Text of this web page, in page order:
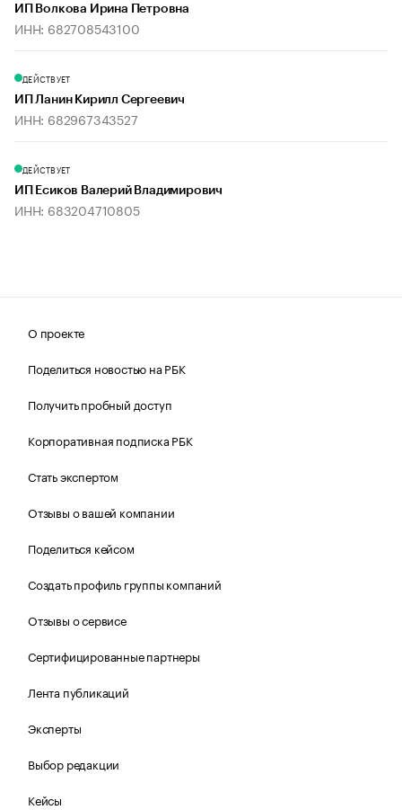
ИП Волкова Ирина Петровна
ИНН: 682708543100
ДЕЙСТВУЕТ
ИП Ланин Кирилл Сергеевич
ИНН: 682967343527
ДЕЙСТВУЕТ
ИП Есиков Валерий Владимирович
ИНН: 683204710805
О проекте
Поделиться новостью на РБК
Получить пробный доступ
Корпоративная подписка РБК
Стать экспертом
Отзывы о вашей компании
Поделиться кейсом
Создать профиль группы компаний
Отзывы о сервисе
Сертифицированные партнеры
Лента публикаций
Эксперты
Выбор редакции
Кейсы